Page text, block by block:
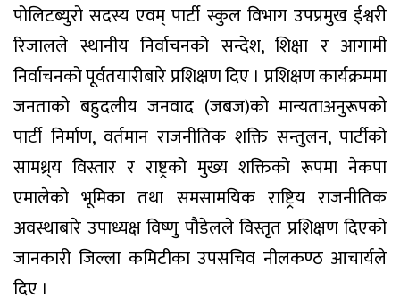
पोलिटब्युरो सदस्य एवम् पार्टी स्कुल विभाग उपप्रमुख ईश्वरी
रिजालले स्थानीय निर्वाचनको सन्देश, शिक्षा र आगामी
निर्वाचनको पूर्वतयारीबारे प्रशिक्षण दिए । प्रशिक्षण कार्यक्रममा
जनताको बहुदलीय जनवाद (जबज)को मान्यताअनुरूपको
पार्टी निर्माण, वर्तमान राजनीतिक शक्ति सन्तुलन, पार्टीको
सामथ्र्य विस्तार र राष्ट्रको मुख्य शक्तिको रूपमा नेकपा
एमालेको भूमिका तथा समसामयिक राष्ट्रिय राजनीतिक
अवस्थाबारे उपाध्यक्ष विष्णु पौडेलले विस्तृत प्रशिक्षण दिएको
जानकारी जिल्ला कमिटीका उपसचिव नीलकण्ठ आचार्यले
दिए ।